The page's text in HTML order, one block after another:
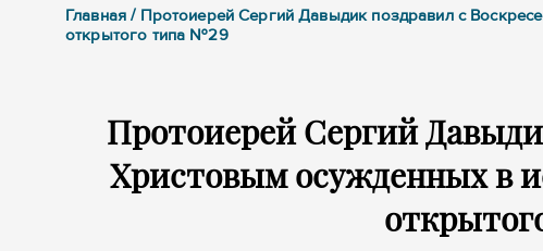
Главная / Протоиерей Сергий Давыдик поздравил с
открытого типа №29
Протоиерей Сергий
Христовым осужденных в